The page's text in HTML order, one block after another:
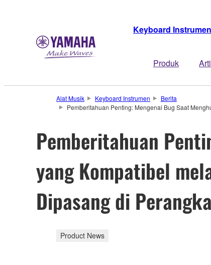
Keyboard Instrumen
Produk
Alat Musik Keyboard Instrumen
Berita
Pemberitahuan Penting: Mengenai Bug Saat
Pemberitahuan
yang Kompatibel
Dipasang di
Product News